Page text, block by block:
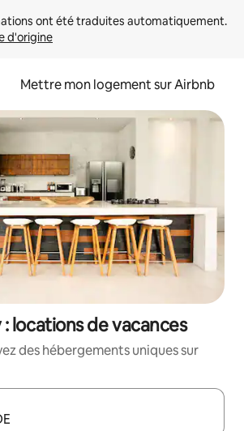
d'origine
Mettre mon logement sur Airbnb
locations de vacances
des hébergements uniques sur
s'affichent, utilisez les flèches vers le